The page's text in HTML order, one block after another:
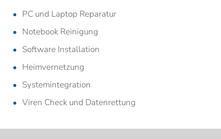
PC und Laptop Reparatur
Notebook Reinigung
Software Installation
Heimvernetzung
Systemintegration
Viren Check und Datenrettung